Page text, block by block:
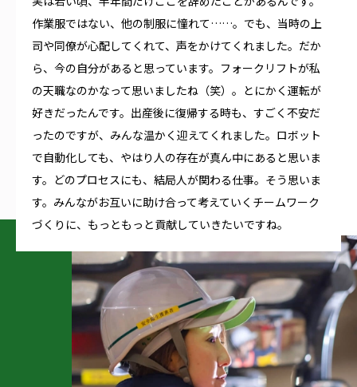
作業服ではない、他の制服に憧れて……。でも、当時の上
司や同僚が心配してくれて、声をかけてくれました。だか
ら、今の自分があると思っています。フォークリフトが私
の天職なのかなって思いましたね（笑）。とにかく運転が
好きだったんです。出産後に復帰する時も、すごく不安だ
ったのですが、みんな温かく迎えてくれました。ロボット
で自動化しても、やはり人の存在が真ん中にあると思いま
す。どのプロセスにも、結局人が関わる仕事。そう思いま
す。みんながお互いに助け合って考えていくチームワーク
づくりに、もっともっと貢献していきたいですね。